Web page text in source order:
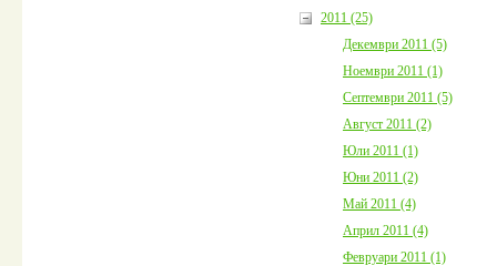
2011 (25)
Декември 2011 (5)
Ноември 2011 (1)
Септември 2011 (5)
Август 2011 (2)
Юли 2011 (1)
Юни 2011 (2)
Май 2011 (4)
Април 2011 (4)
Февруари 2011 (1)